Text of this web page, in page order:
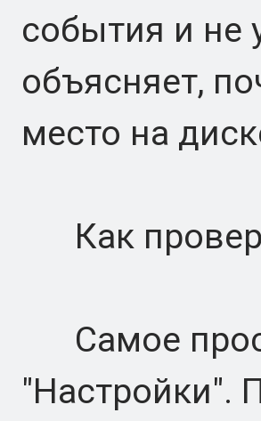
события и не
объясняет,
место на
Как
Самое
"Настройки".